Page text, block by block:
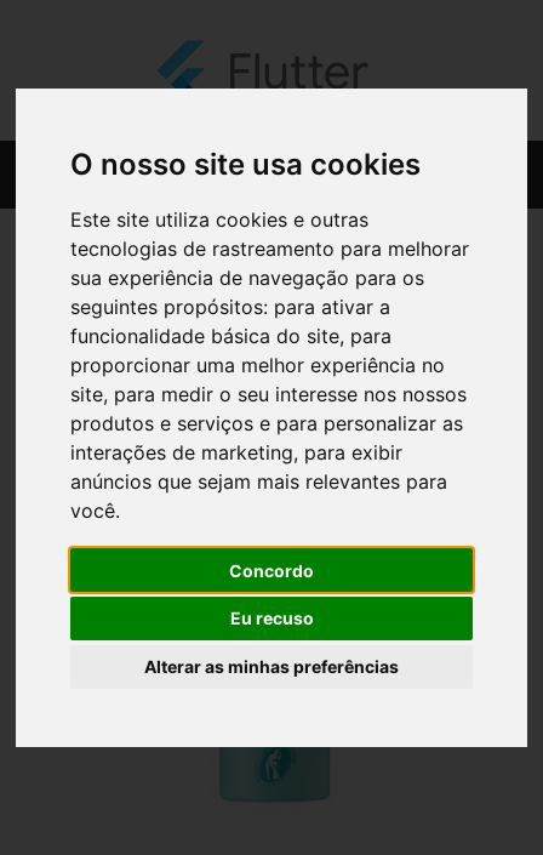
O nosso site usa cookies
Este site utiliza cookies e outras
tecnologias de rastreamento para melhorar
sua experiência de navegação para os
seguintes propósitos: para ativar a
funcionalidade básica do site, para
proporcionar uma melhor experiência no
site, para medir o seu interesse nos nossos
produtos e serviços e para personalizar as
interações de marketing, para exibir
anúncios que sejam mais relevantes para
você.
Concordo
Eu recuso
Alterar as minhas preferências